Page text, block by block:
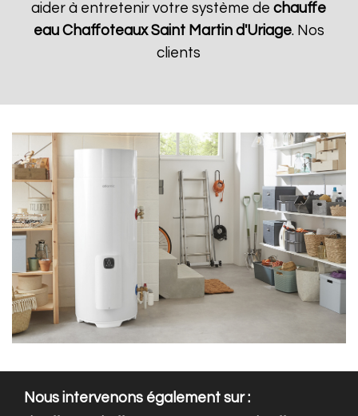
aider à entretenir votre système dechauffe
eau Chaffoteaux Saint Martin d'Uriage. Nos
clients
Nous intervenons également sur :